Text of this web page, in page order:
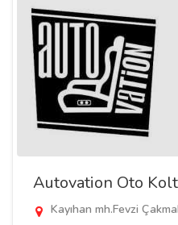
Autovation Oto
Kayıhan mh.Fevzi